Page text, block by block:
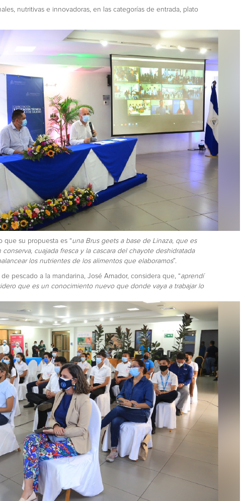
nutritivas e innovadoras, en las categorías de entrada, plato
que su propuesta es “una Brus geets a base de Linaza, que es
cuajada fresca y la cascara del chayote deshidratada
los nutrientes de los alimentos que elaboramos”.
pescado a la mandarina, José Amador, considera que, “aprendí
que es un conocimiento nuevo que donde vaya a trabajar lo